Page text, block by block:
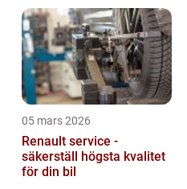
05 mars 2026
Renault service -
säkerställ högsta kvalitet
för din bil